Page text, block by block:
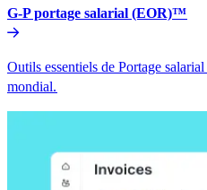
G-P portage salarial (EOR)™​​
Outils essentiels de Portage
mondial.​​